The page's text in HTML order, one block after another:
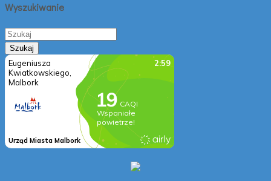
Wyszukiwanie